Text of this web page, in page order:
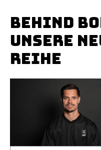
BEHIND
UNSERE
REIHE